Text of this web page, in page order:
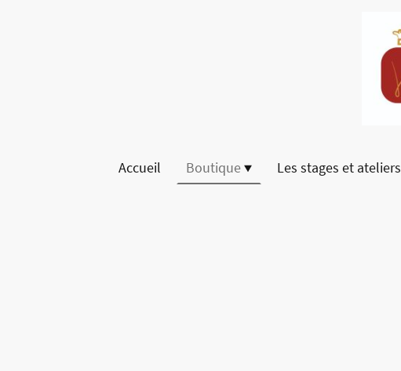
Accueil Boutique Les stages et ateliers